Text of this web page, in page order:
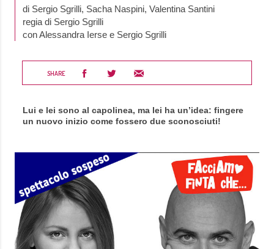
di Sergio Sgrilli, Sacha Naspini, Valentina Santini
regia di Sergio Sgrilli
con Alessandra Ierse e Sergio Sgrilli
SHARE
Lui e lei sono al capolinea, ma lei ha un’idea: fingere
un nuovo inizio come fossero due sconosciuti!